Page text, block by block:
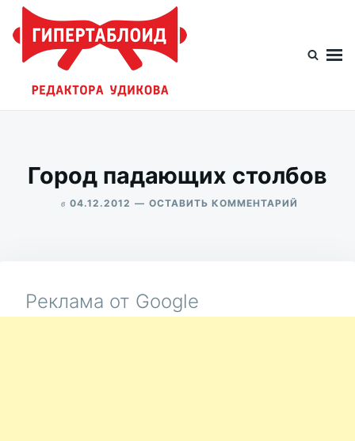
Перейти
содержимому
Искать:
Город падающих столбов
в 04.12.2012 ОСТАВИТЬ КОММЕНТАРИЙ
Реклама от Google